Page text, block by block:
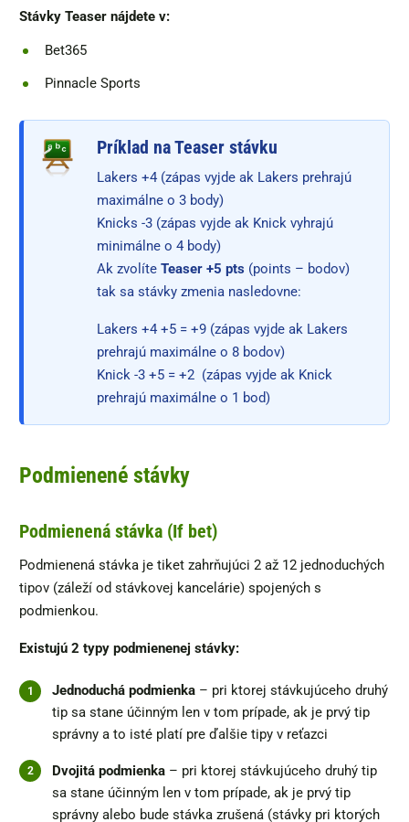
Stávky Teaser nájdete v:
Bet365
Pinnacle Sports
Príklad na Teaser stávku
Lakers +4 (zápas vyjde ak Lakers prehrajú
maximálne o 3 body)
Knicks -3 (zápas vyjde ak Knick vyhrajú
minimálne o 4 body)
Ak zvolíte Teaser +5 pts (points – bodov)
tak sa stávky zmenia nasledovne:
Lakers +4 +5 = +9 (zápas vyjde ak Lakers
prehrajú maximálne o 8 bodov)
Knick -3 +5 = +2 (zápas vyjde ak Knick
prehrajú maximálne o 1 bod)
Podmienené stávky
Podmienená stávka (If bet)
Podmienená stávka je tiket zahrňujúci 2 až 12 jednoduchých
tipov (záleží od stávkovej kancelárie) spojených s
podmienkou.
Existujú 2 typy podmienenej stávky:
Jednoduchá podmienka – pri ktorej stávkujúceho druhý
tip sa stane účinným len v tom prípade, ak je prvý tip
správny a to isté platí pre ďalšie tipy v reťazci
Dvojitá podmienka – pri ktorej stávkujúceho druhý tip
sa stane účinným len v tom prípade, ak je prvý tip
správny alebo bude stávka zrušená (stávky pri ktorých